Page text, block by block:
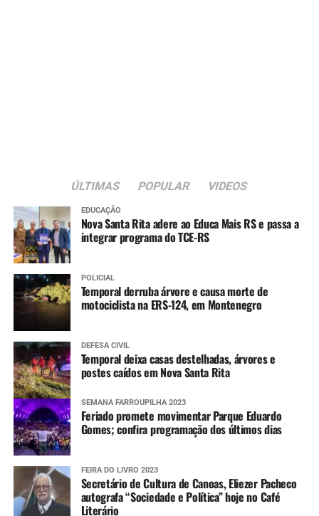
ÚLTIMAS POPULAR VIDEOS
EDUCAÇÃO
Nova Santa Rita adere ao Educa Mais RS e passa a
integrar programa do TCE-RS
POLICIAL
Temporal derruba árvore e causa morte de
motociclista na ERS-124, em Montenegro
DEFESA CIVIL
Temporal deixa casas destelhadas, árvores e
postes caídos em Nova Santa Rita
SEMANA FARROUPILHA 2023
Feriado promete movimentar Parque Eduardo
Gomes; confira programação dos últimos dias
FEIRA DO LIVRO 2023
Secretário de Cultura de Canoas, Eliezer Pacheco
autografa “Sociedade e Política” hoje no Café
Literário